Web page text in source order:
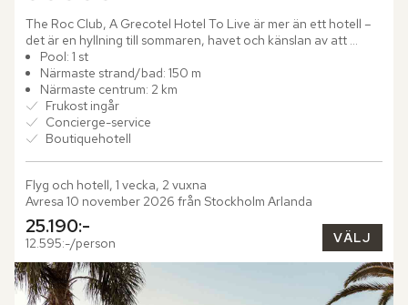
The Roc Club, A Grecotel Hotel To Live är mer än ett hotell –
det är en hyllning till sommaren, havet och känslan av att
verkligen leva. Intill Vouliagmenis glittrande kustlinje...
Pool: 1 st
Närmaste strand/bad: 150 m
Närmaste centrum: 2 km
Frukost ingår
Concierge-service
Boutiquehotell
Flyg och hotell, 1 vecka, 2 vuxna
Avresa 10 november 2026 från Stockholm Arlanda
25.190:-
12.595:-/person VÄLJ